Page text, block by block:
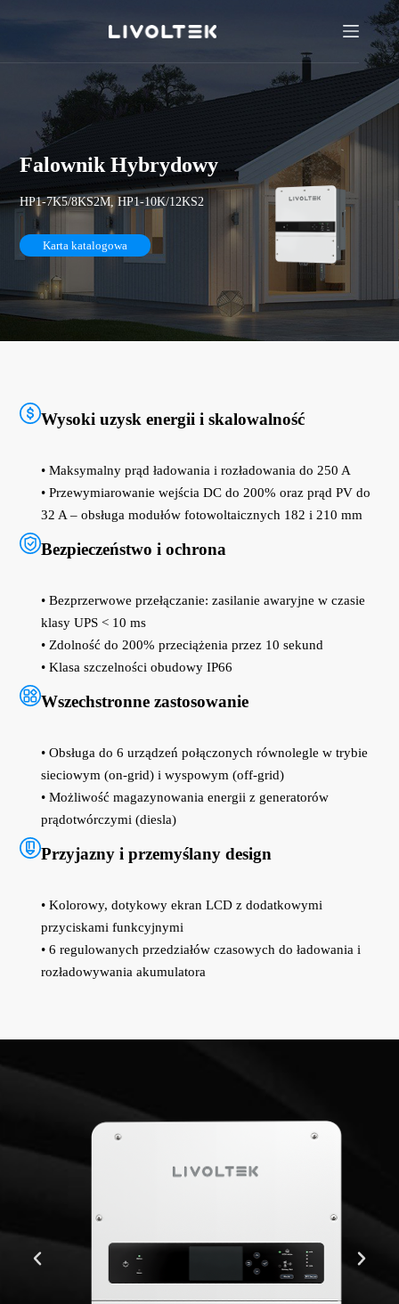
Falownik Hybrydowy
HP1-7K5/8KS2M, HP1-10K/12KS2
Karta katalogowa
Wysoki uzysk energii i skalowalność
• Maksymalny prąd ładowania i rozładowania do 250 A
• Przewymiarowanie wejścia DC do 200% oraz prąd PV do
32 A – obsługa modułów fotowoltaicznych 182 i 210 mm
Bezpieczeństwo i ochrona
• Bezprzerwowe przełączanie: zasilanie awaryjne w czasie
klasy UPS < 10 ms
• Zdolność do 200% przeciążenia przez 10 sekund
• Klasa szczelności obudowy IP66
Wszechstronne zastosowanie
• Obsługa do 6 urządzeń połączonych równolegle w trybie
sieciowym (on-grid) i wyspowym (off-grid)
• Możliwość magazynowania energii z generatorów
prądotwórczymi (diesla)
Przyjazny i przemyślany design
• Kolorowy, dotykowy ekran LCD z dodatkowymi
przyciskami funkcyjnymi
• 6 regulowanych przedziałów czasowych do ładowania i
rozładowywania akumulatora